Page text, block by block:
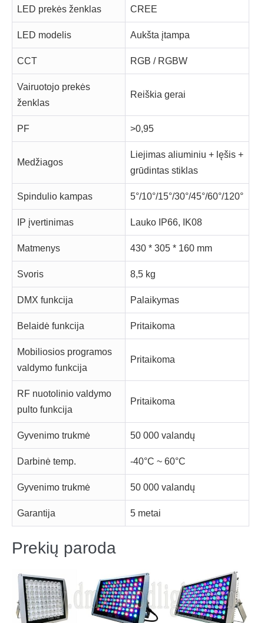
LED prekės ženklas CREE
LED modelis Aukšta įtampa
CCT RGB / RGBW
Vairuotojo prekės
ženklas
Reiškia gerai
PF >0,95
Medžiagos
Liejimas aliuminiu + lęšis +
grūdintas stiklas
Spindulio kampas 5°/10°/15°/30°/45°/60°/120°
IP įvertinimas Lauko IP66, IK08
Matmenys 430 * 305 * 160 mm
Svoris 8,5 kg
DMX funkcija Palaikymas
Belaidė funkcija Pritaikoma
Mobiliosios programos
valdymo funkcija
Pritaikoma
RF nuotolinio valdymo
pulto funkcija
Pritaikoma
Gyvenimo trukmė 50 000 valandų
Darbinė temp. -40°C ~ 60°C
Gyvenimo trukmė 50 000 valandų
Garantija 5 metai
Prekių paroda